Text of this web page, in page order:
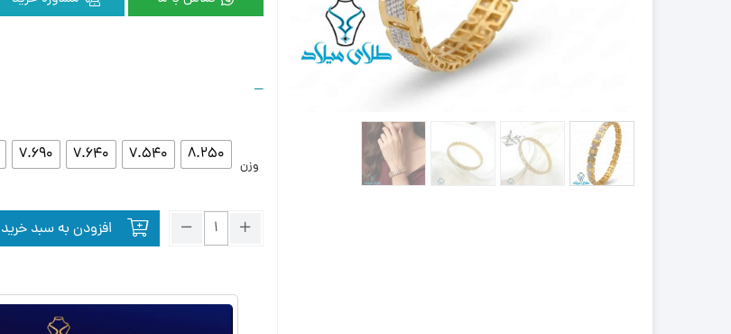
–
وزن
8.250
7.540
7.640
7.690
افزودن به سبد خرید